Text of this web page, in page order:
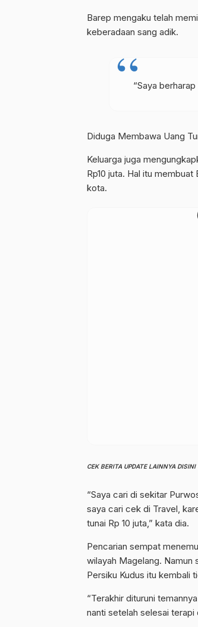
Barep mengaku telah
keberadaan sang adik.
“Saya
Diduga Membawa Uang
Keluarga juga
Rp10 juta. Hal itu
kota.
CEK BERITA UPDATE LAINNYA
“Saya cari di sekitar
saya cari cek di Travel,
tunai Rp 10 juta,” kata dia.
Pencarian sempat
wilayah Magelang. Namun
Persiku Kudus itu kembali
“Terakhir dituruni
nanti setelah selesai terapi